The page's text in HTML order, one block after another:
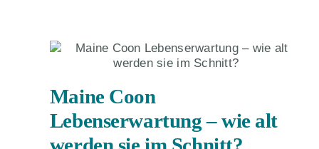
Maine Coon
Lebenserwartung – wie alt